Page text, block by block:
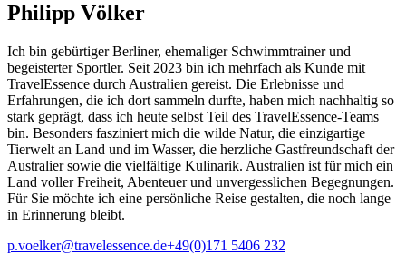
Philipp Völker
Ich bin gebürtiger Berliner, ehemaliger Schwimmtrainer und
begeisterter Sportler. Seit 2023 bin ich mehrfach als Kunde mit
TravelEssence durch Australien gereist. Die Erlebnisse und
Erfahrungen, die ich dort sammeln durfte, haben mich nachhaltig so
stark geprägt, dass ich heute selbst Teil des TravelEssence-Teams
bin. Besonders fasziniert mich die wilde Natur, die einzigartige
Tierwelt an Land und im Wasser, die herzliche Gastfreundschaft der
Australier sowie die vielfältige Kulinarik. Australien ist für mich ein
Land voller Freiheit, Abenteuer und unvergesslichen Begegnungen.
Für Sie möchte ich eine persönliche Reise gestalten, die noch lange
in Erinnerung bleibt.
p.voelker@travelessence.de+49(0)171 5406 232